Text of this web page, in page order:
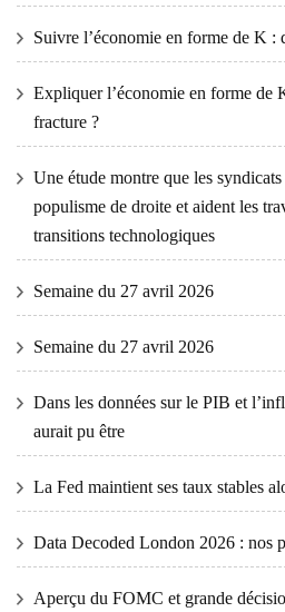
Suivre l’économie en forme de K :
Expliquer l’économie en forme de
fracture ?
Une étude montre que les
populisme de droite et aident les
transitions technologiques
Semaine du 27 avril 2026
Semaine du 27 avril 2026
Dans les données sur le PIB et
aurait pu être
La Fed maintient ses taux stables
Data Decoded London 2026 : nos
Aperçu du FOMC et grande